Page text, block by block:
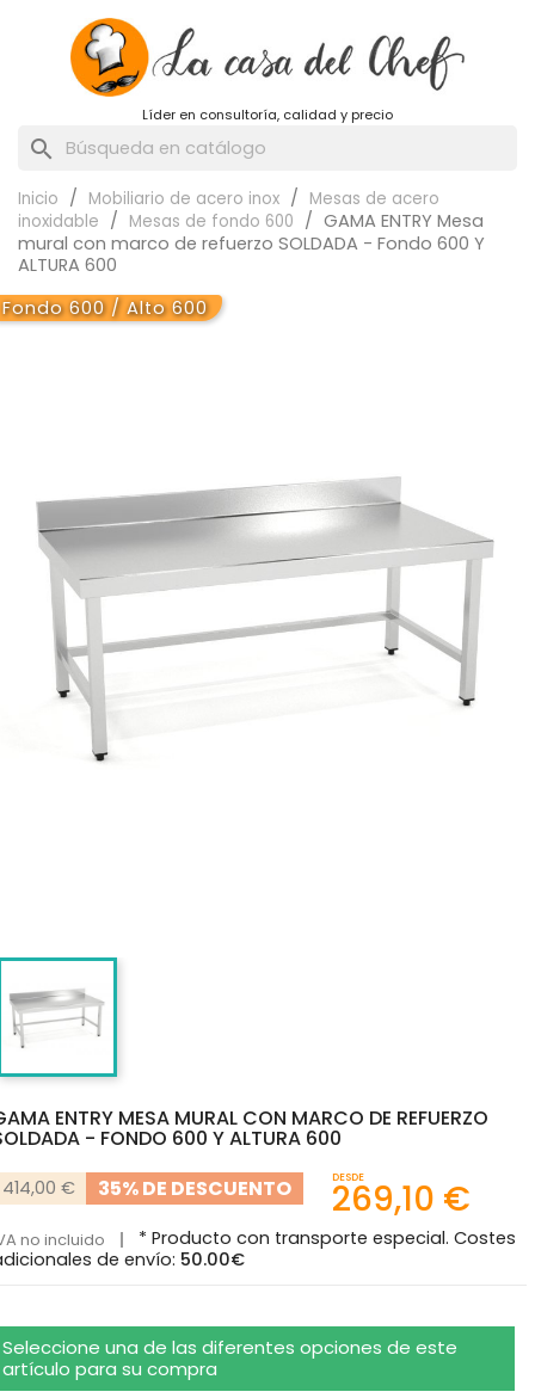
Líder en consultoría, calidad y precio
search
Inicio Mobiliario de acero inox
Mesas de acero
inoxidable
Mesas de fondo 600
GAMA ENTRY Mesa
mural con marco de refuerzo SOLDADA - Fondo 600 Y
ALTURA 600
Fondo 600 / Alto 600
ENTRY MESA MURAL CON MARCO DE REFUERZO
- FONDO 600 Y ALTURA 600
414,00 € 35% DE DESCUENTO DESDE
269,10 €
no incluido
* Producto con transporte especial. Costes
de envío: 50.00€
Seleccione una de las diferentes opciones de este
artículo para su compra